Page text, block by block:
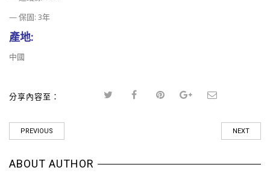
— 保固: 3年
產地:
中國
分享內容至：
PREVIOUS NEXT
ABOUT AUTHOR